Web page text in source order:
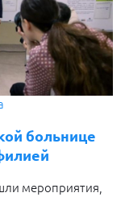
больнице
мероприятия,